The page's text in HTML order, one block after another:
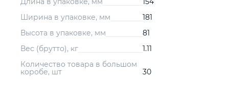
Ширина в упаковке, мм
181
Высота в упаковке, мм
81
Вес (брутто), кг
1.11
Количество товара в большом
коробе, шт
30